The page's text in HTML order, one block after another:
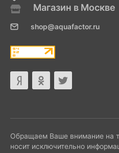
Магазин в Москве
shop@aquafactor.ru
Обращаем Ваше внимание на
носит исключительно